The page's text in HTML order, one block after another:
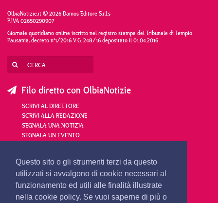
Questo sito o gli strumenti terzi da questo
utilizzati si avvalgono di cookie necessari al
funzionamento ed utili alle finalità illustrate
nella cookie policy. Se vuoi saperne di più o
OlbiaNotizie.it © 2026 Damos Editore S.r.l.s
P.IVA 02650290907
Giornale quotidiano online iscritto nel registro stampa del Tribunale di Tempio
Pausania, decreto n°1/2016 V.G. 248/16 depositato il 01.04.2016
Filo diretto con OlbiaNotizie
SCRIVI AL DIRETTORE
SCRIVI ALLA REDAZIONE
SEGNALA UNA NOTIZIA
SEGNALA UN EVENTO
redazione@olbianotizie.it